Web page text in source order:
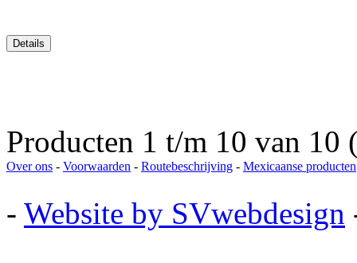
Producten 1 t/m 10 van 10
Over ons - Voorwaarden - Routebeschrijving - Mexicaanse producten
- Website by SVwebdesign